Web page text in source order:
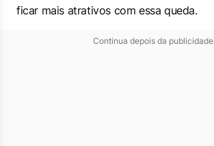
ficar mais atrativos com essa queda.
Continua depois da publicidade